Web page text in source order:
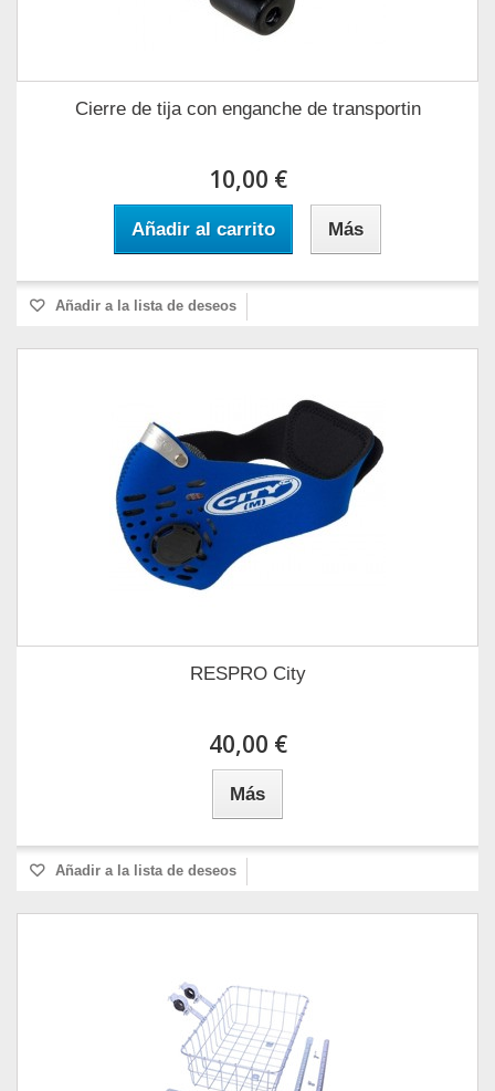
Cierre de tija con enganche de transportin
10,00 €
Añadir al carrito Más
Añadir a la lista de deseos
RESPRO City
40,00 €
Más
Añadir a la lista de deseos